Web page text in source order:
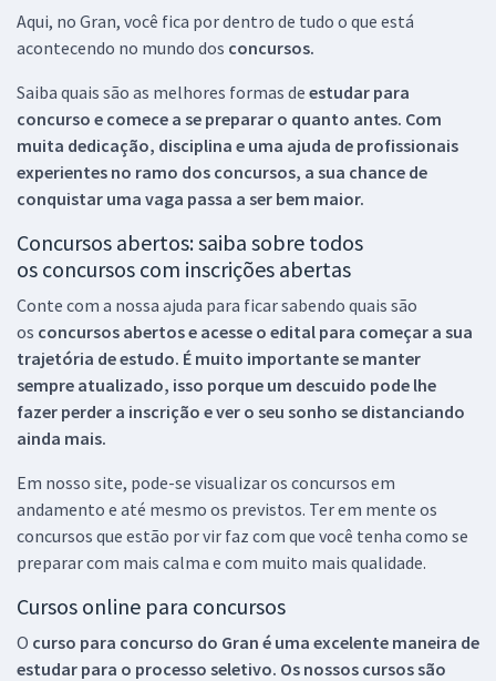
Aqui, no Gran, você fica por dentro de tudo o que está
acontecendo no mundo dos concursos.
Saiba quais são as melhores formas de estudar para
concurso e comece a se preparar o quanto antes. Com
muita dedicação, disciplina e uma ajuda de profissionais
experientes no ramo dos concursos, a sua chance de
conquistar uma vaga passa a ser bem maior.
Concursos abertos: saiba sobre todos
os concursos com inscrições abertas
Conte com a nossa ajuda para ficar sabendo quais são
os concursos abertos e acesse o edital para começar a sua
trajetória de estudo. É muito importante se manter
sempre atualizado, isso porque um descuido pode lhe
fazer perder a inscrição e ver o seu sonho se distanciando
ainda mais.
Em nosso site, pode-se visualizar os concursos em
andamento e até mesmo os previstos. Ter em mente os
concursos que estão por vir faz com que você tenha como se
preparar com mais calma e com muito mais qualidade.
Cursos online para concursos
O curso para concurso do Gran é uma excelente maneira de
estudar para o processo seletivo. Os nossos cursos são